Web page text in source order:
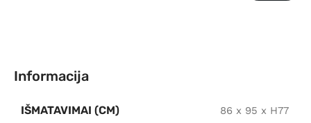
Informacija
IŠMATAVIMAI (CM) 86 x 95 x H77